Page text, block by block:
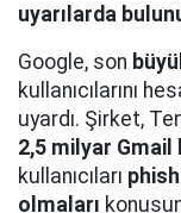
uyarılarda
Google, son
kullanıcılarını
uyardı. Şirket,
2,5 milyar Gmail
kullanıcıları
olmaları